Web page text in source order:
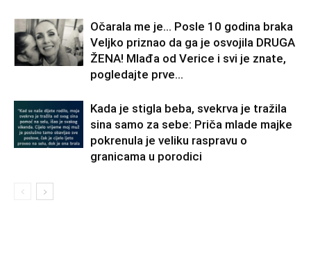
Očarala me je… Posle 10 godina braka
Veljko priznao da ga je osvojila DRUGA
ŽENA! Mlađa od Verice i svi je znate,
pogledajte prve...
Kada je stigla beba, svekrva je tražila
sina samo za sebe: Priča mlade majke
pokrenula je veliku raspravu o
granicama u porodici